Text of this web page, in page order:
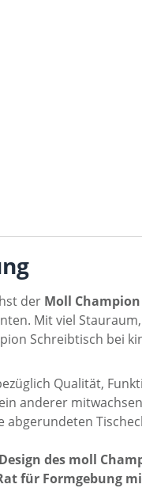
der Moll
Mit viel
Schreibtisch bei
Qualität,
anderer
ab­ge­rundeten
des moll
für Formgebung